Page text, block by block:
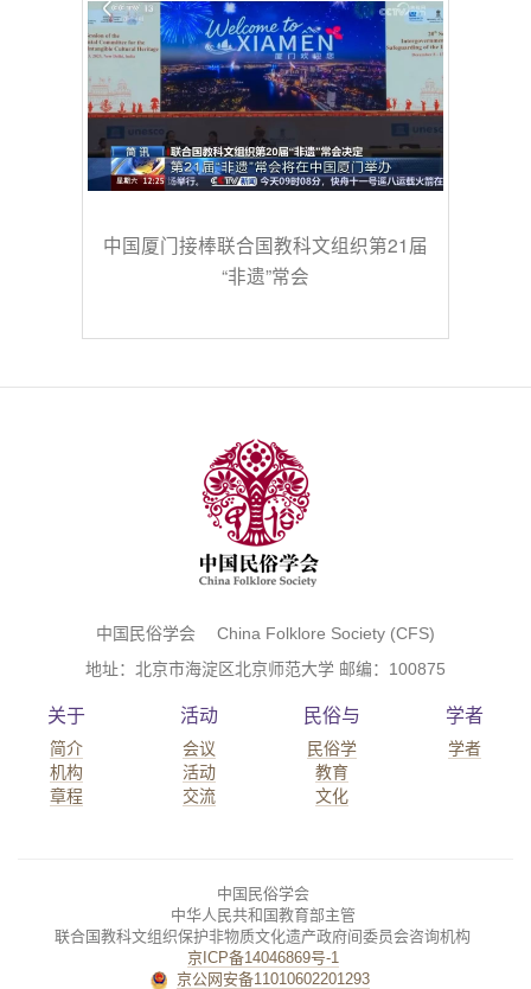
中国厦门接棒联合国教科文组织第21届
“非遗”常会
中国民俗学会 China Folklore Society (CFS)
地址：北京市海淀区北京师范大学 邮编：100875
关于
简介
机构
章程
活动
会议
活动
交流
民俗与
民俗学
教育
文化
学者
学者
中国民俗学会
中华人民共和国教育部主管
联合国教科文组织保护非物质文化遗产政府间委员会咨询机构
京ICP备14046869号-1
京公网安备11010602201293